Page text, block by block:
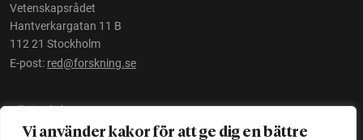
Vi använder kakor för att ge dig en bättre
Vetenskapsrådet
Hantverkargatan 11 B
112 21 Stockholm
E-post: red@forskning.se
Tillgänglighet